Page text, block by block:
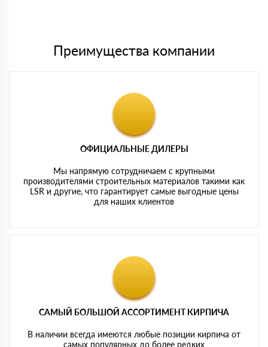
Преимущества компании
ОФИЦИАЛЬНЫЕ ДИЛЕРЫ
Мы напрямую сотрудничаем с крупными
производителями строительных материалов такими как
LSR и другие, что гарантирует самые выгодные цены
для наших клиентов
САМЫЙ БОЛЬШОЙ АССОРТИМЕНТ КИРПИЧА
В наличии всегда имеются любые позиции кирпича от
самых популярных до более редких